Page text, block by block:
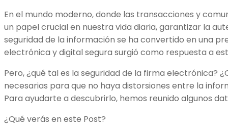
En el mundo moderno, donde las transacciones y
un papel crucial en nuestra vida diaria, garantizar la
seguridad de la información se ha convertido en una
electrónica y digital segura surgió como respuesta a
Pero, ¿qué tal es la seguridad de la firma electrónica?
necesarias para que no haya distorsiones entre la
Para ayudarte a descubrirlo, hemos reunido algunos
¿Qué verás en este Post?